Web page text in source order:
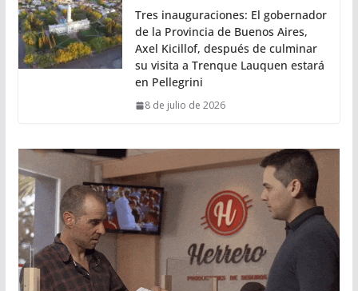
Tres inauguraciones: El gobernador
de la Provincia de Buenos Aires,
Axel Kicillof, después de culminar
su visita a Trenque Lauquen estará
en Pellegrini
8 de julio de 2026